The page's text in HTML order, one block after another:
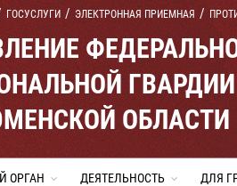
ГОСУСЛУГИ ЭЛЕКТРОННАЯ ПРИЕМНАЯ
ОБЛАСТИ
ОРГАН ДЕЯТЕЛЬНОСТЬ ДЛЯ